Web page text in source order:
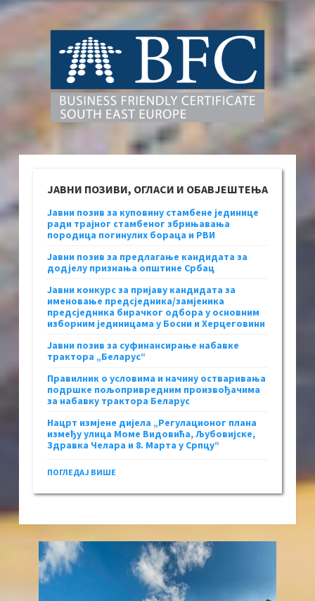
ЈАВНИ ПОЗИВИ, ОГЛАСИ И ОБАВЈЕШТЕЊА
Јавни позив за куповину стамбене јединице
ради трајног стамбеног збрињавања
породица погинулих бораца и РВИ
Јавни позив за предлагање кандидата за
додјелу признања општине Србац
Јавни конкурс за пријаву кандидата за
именовање предсједника/замјеника
предсједника бирачког одбора у основним
изборним јединицама у Босни и Херцеговини
Јавни позив за суфинансирање набавке
трактора „Беларус“
Правилник о условима и начину остваривања
подршке пољопривредним произвођачима
за набавку трактора Беларус
Нацрт измјене дијела „Регулационог плана
између улица Моме Видовића, Љубовијске,
Здравка Челара и 8. Марта у Српцу“
ПОГЛЕДАЈ ВИШЕ